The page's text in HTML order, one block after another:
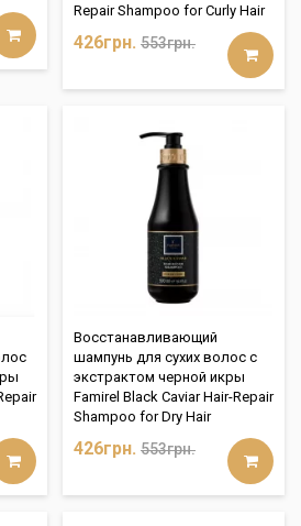
Repair Shampoo for Curly Hair
426грн. 553грн.
Восстанавливающий
шампунь для сухих волос с
экстрактом черной икры
Famirel Black Caviar Hair-Repair
Shampoo for Dry Hair
426грн. 553грн.